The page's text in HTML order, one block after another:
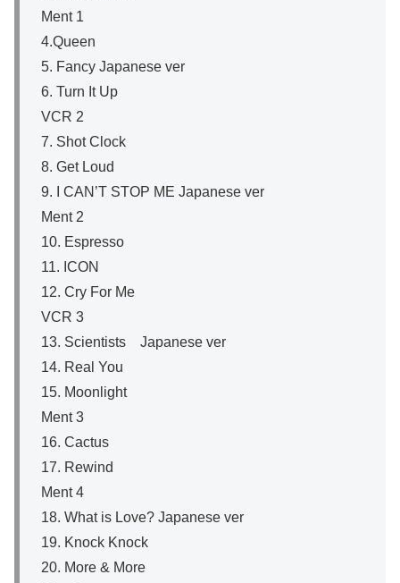
Ment 1
4.Queen
5. Fancy Japanese ver
6. Turn It Up
VCR 2
7. Shot Clock
8. Get Loud
9. I CAN’T STOP ME Japanese ver
Ment 2
10. Espresso
11. ICON
12. Cry For Me
VCR 3
13. Scientists Japanese ver
14. Real You
15. Moonlight
Ment 3
16. Cactus
17. Rewind
Ment 4
18. What is Love? Japanese ver
19. Knock Knock
20. More & More